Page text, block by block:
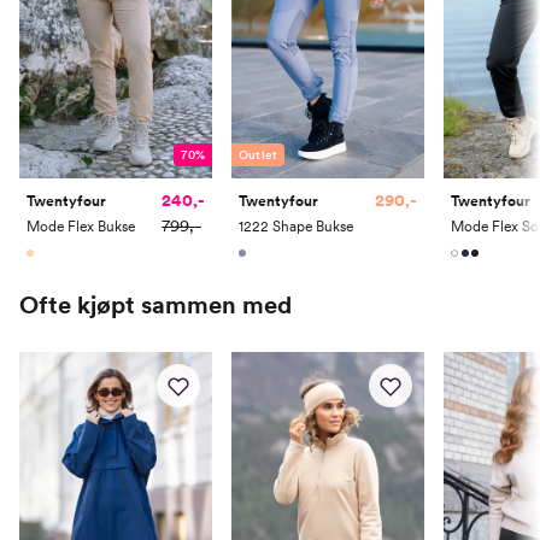
70%
Twentyfour
Mode Flex Bukse
240,-
799,-
Outlet
Twentyfour
1222 Shape Bukse
290,- Twentyfour
Ofte kjøpt sammen med